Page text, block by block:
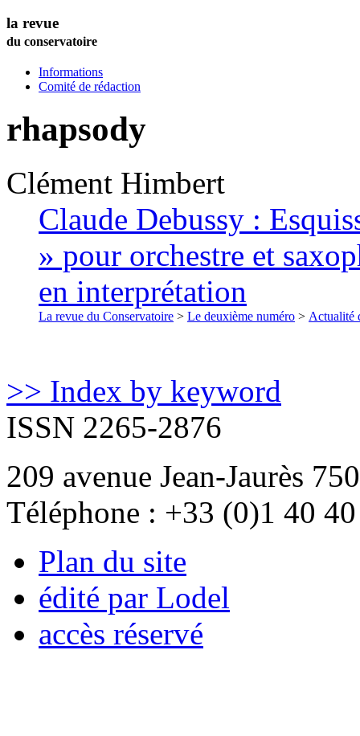
la revue
du conservatoire
Informations
Comité de rédaction
rhapsody
Clément Himbert
Claude Debussy :
» pour orchestre et
en interprétation
La revue du Conservatoire > Le deuxième numéro > Actualité
>> Index by keyword
ISSN 2265-2876
209 avenue Jean-Jaurès
Téléphone : +33 (0)1 40
Plan du site
édité par Lodel
accès réservé